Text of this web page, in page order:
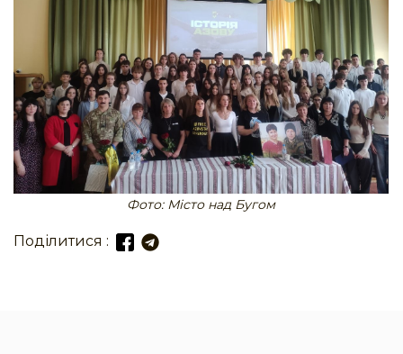
Фото: Місто над Бугом
Поділитися :